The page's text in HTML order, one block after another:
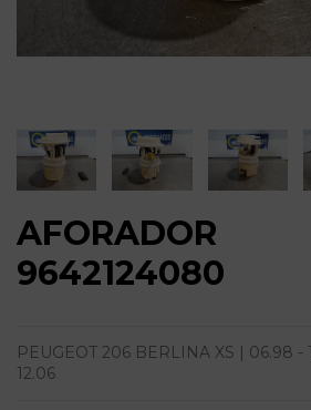
AFORADOR
9642124080
PEUGEOT 206 BERLINA XS | 06.98 -
12.06